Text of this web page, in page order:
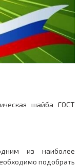
шайба ГОСТ
из наиболее
подобрать